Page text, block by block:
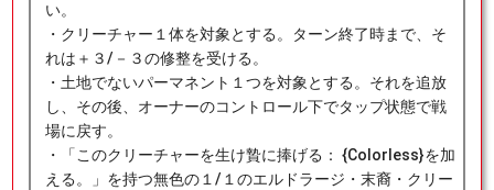
い。
・クリーチャー１体を対象とする。ターン終了時まで、そ
れは＋３/－３の修整を受ける。
・土地でないパーマネント１つを対象とする。それを追放
し、その後、オーナーのコントロール下でタップ状態で戦
場に戻す。
・「このクリーチャーを生け贄に捧げる： {Colorless}を加
える。」を持つ無色の１/１のエルドラージ・末裔・クリー